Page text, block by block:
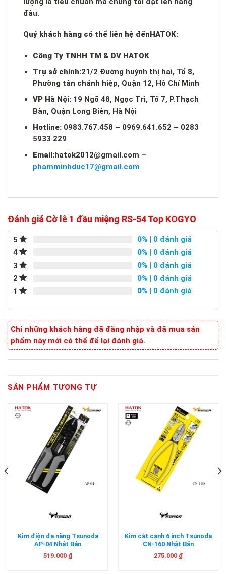
đầu.
Quý khách hàng có thể liên hệ đếnHATOK:
Công Ty TNHH TM & DV HATOK
Trụ sở chính:21/2 Đường huỳnh thị hai, Tổ 8,
Phường tân chánh hiệp, Quận 12, Hồ Chí Minh
VP Hà Nội: 19 Ngõ 48, Ngọc Trì, Tổ 7, P.Thạch
Bàn, Quận Long Biên, Hà Nội
Hotline: 0983.767.458 – 0969.641.652 – 0283
5933 229
Email:hatok2012@gmail.com –
phamminhduc17@gmail.com
Đánh giá Cờ lê 1 đầu miệng RS-54 Top KOGYO
5 0% | 0 đánh giá
4
0% | 0 đánh giá
3
0% | 0 đánh giá
2
0% | 0 đánh giá
1
0% | 0 đánh giá
Chỉ những khách hàng đã đăng nhập và đã mua sản
phẩm này mới có thể để lại đánh giá.
SẢN PHẨM TƯƠNG TỰ
Kìm điện đa năng Tsunoda
AP-04 Nhật Bản
519.000 ₫
Kìm cắt cạnh 6 inch Tsunoda
CN-160 Nhật Bản
275.000 ₫